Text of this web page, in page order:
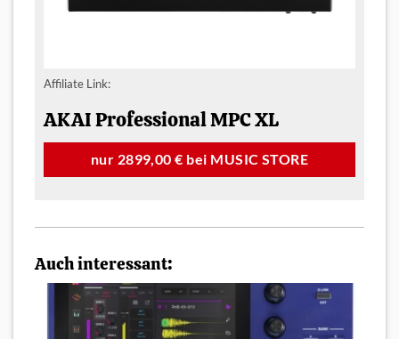
Affiliate Link:
AKAI Professional MPC XL
nur 2899,00 € bei MUSIC STORE
Auch interessant: